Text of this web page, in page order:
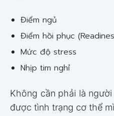
Điểm ngủ
Điểm hồi phục
Mức độ stress
Nhịp tim nghỉ
Không cần phải là
được tình trạng cơ thể